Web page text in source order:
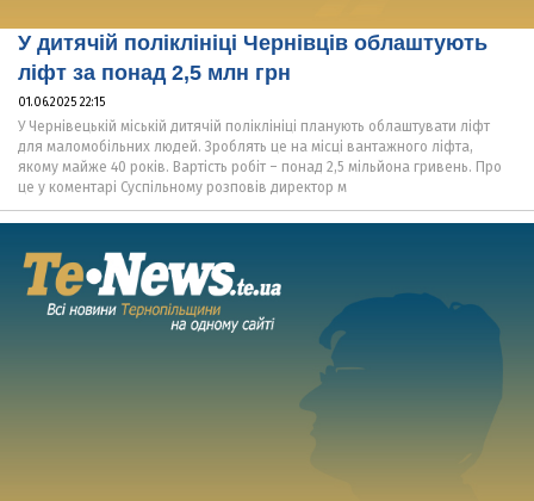
У дитячій поліклініці Чернівців облаштують
ліфт за понад 2,5 млн грн
01.06.2025 22:15
У Чернівецькій міській дитячій поліклініці планують облаштувати ліфт
для маломобільних людей. Зроблять це на місці вантажного ліфта,
якому майже 40 років. Вартість робіт – понад 2,5 мільйона гривень. Про
це у коментарі Суспільному розповів директор м